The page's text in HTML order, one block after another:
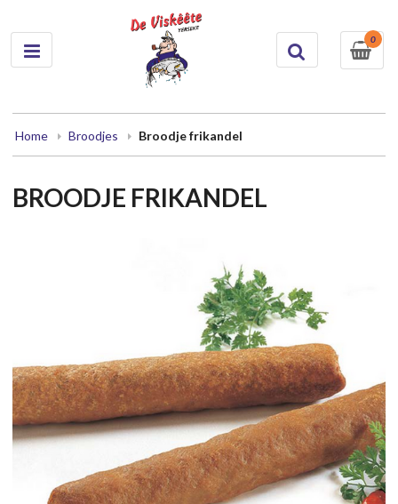
0
Home Broodjes Broodje frikandel
BROODJE FRIKANDEL